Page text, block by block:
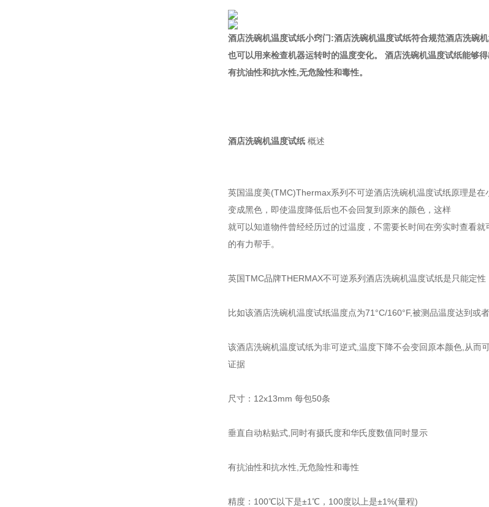
酒店洗碗机温度试纸小窍门:酒店洗碗机温度试纸符合规范酒店洗碗
也可以用来检查机器运转时的温度变化。 酒店洗碗机温度试纸能够
有抗油性和抗水性,无危险性和毒性。
酒店洗碗机温度试纸 概述
英国温度美(TMC)Thermax系列不可逆酒店洗碗机温度试纸原理是
变成黑色，即使温度降低后也不会回复到原来的颜色，这样
就可以知道物件曾经经历过的过温度，不需要长时间在旁实时查看
的有力帮手。
英国TMC品牌THERMAX不可逆系列酒店洗碗机温度试纸是只能定
比如该酒店洗碗机温度试纸温度点为71°C/160°F,被测品温度达到
该酒店洗碗机温度试纸为非可逆式,温度下降不会变回原本颜色,从而
证据
尺寸：12x13mm 每包50条
垂直自动粘贴式,同时有摄氏度和华氏度数值同时显示
有抗油性和抗水性,无危险性和毒性
精度：100℃以下是±1℃，100度以上是±1%(量程)